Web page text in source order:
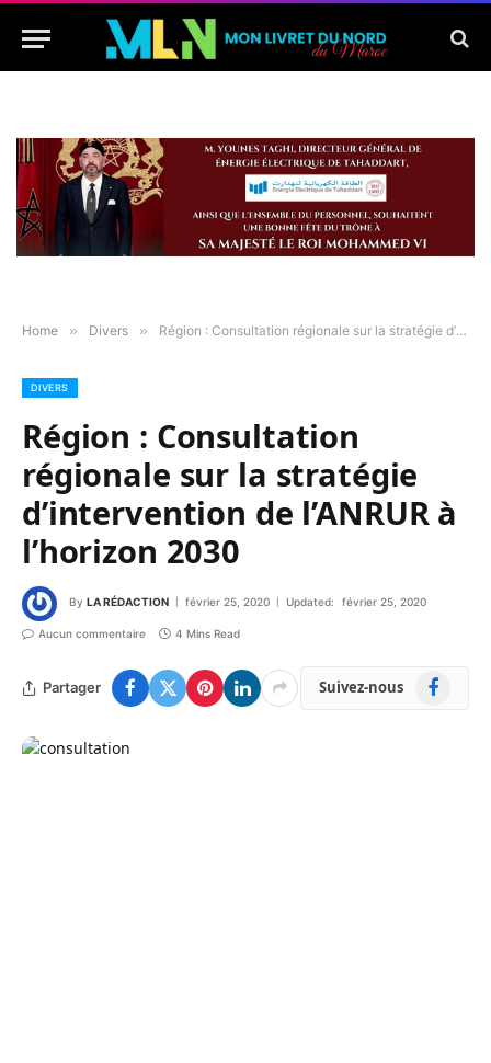
Home » Divers » Région : Consultation régionale sur la stratégie d’intervention de l’ANRUR à l’horizon 2030
DIVERS
Région : Consultation
régionale sur la stratégie
d’intervention de l’ANRUR à
l’horizon 2030
By LA RÉDACTION février 25, 2020 Updated: février 25, 2020
Aucun commentaire 4 Mins Read
Partager Suivez-nous Facebook